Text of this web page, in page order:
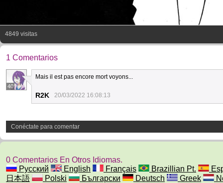
4849 visitas
1 Comentarios
40
Mais il est pas encore mort voyons...
R2K 20/03/2022 16:08:13
Conéctate para comentar
0 Comentarios En Otros Idiomas.
Русский
English Français Brazillian Pt.
日本語
Polski Български Deutsch Greek